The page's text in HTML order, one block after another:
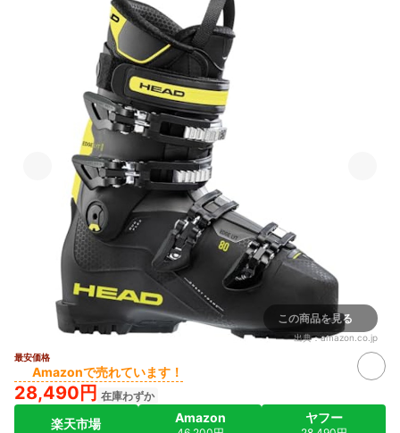
この商品を見る
出典：amazon.co.jp
最安価格
Amazonで売れています！
28,490円 在庫わずか
楽天市場 Amazon ヤフー